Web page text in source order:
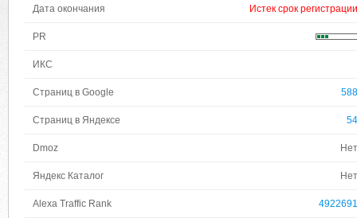
Дата окончания Истек срок регистрации
PR
ИКС
Страниц в Google 588
Страниц в Яндексе 54
Dmoz Нет
Яндекс Каталог Нет
Alexa Traffic Rank 4922691